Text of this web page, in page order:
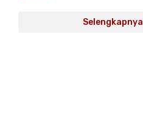
Selengkapnya